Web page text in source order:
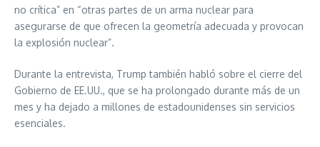
no crítica” en “otras partes de un arma nuclear para
asegurarse de que ofrecen la geometría adecuada y provocan
la explosión nuclear”.
Durante la entrevista, Trump también habló sobre el cierre del
Gobierno de EE.UU., que se ha prolongado durante más de un
mes y ha dejado a millones de estadounidenses sin servicios
esenciales.